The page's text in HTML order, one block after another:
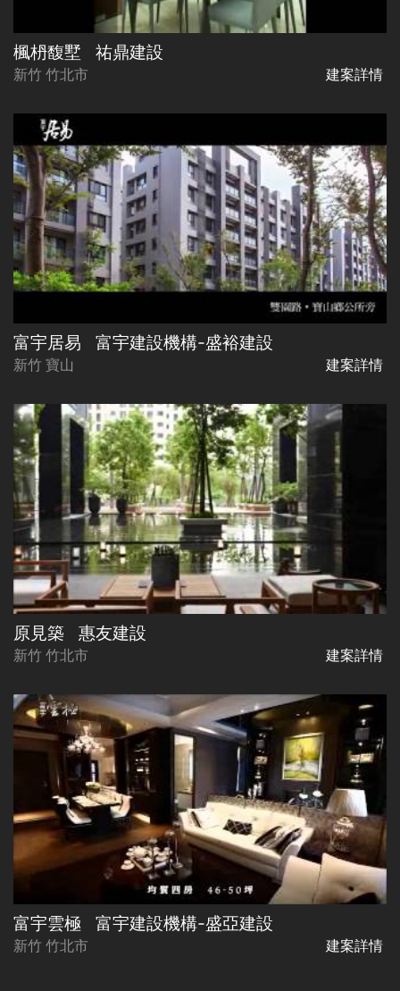
楓枬馥墅 祐鼎建設
新竹 竹北市 建案詳情
富宇居易 富宇建設機構-盛裕建設
新竹 寶山 建案詳情
原見築 惠友建設
新竹 竹北市 建案詳情
富宇雲極 富宇建設機構-盛亞建設
新竹 竹北市 建案詳情